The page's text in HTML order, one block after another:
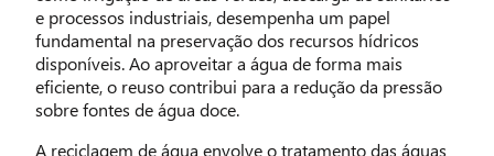
e processos industriais, desempenha um papel
fundamental na preservação dos recursos hídricos
disponíveis. Ao aproveitar a água de forma mais
eficiente, o reuso contribui para a redução da pressão
sobre fontes de água doce.
A reciclagem de água envolve o tratamento das águas